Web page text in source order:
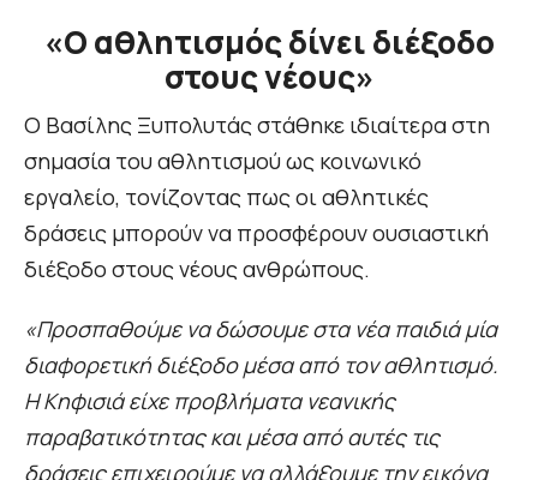
«Ο αθλητισμός δίνει διέξοδο
στους νέους»
Ο Βασίλης Ξυπολυτάς στάθηκε ιδιαίτερα στη
σημασία του αθλητισμού ως κοινωνικό
εργαλείο, τονίζοντας πως οι αθλητικές
δράσεις μπορούν να προσφέρουν ουσιαστική
διέξοδο στους νέους ανθρώπους.
«Προσπαθούμε να δώσουμε στα νέα παιδιά μία
διαφορετική διέξοδο μέσα από τον αθλητισμό.
Η Κηφισιά είχε προβλήματα νεανικής
παραβατικότητας και μέσα από αυτές τις
δράσεις επιχειρούμε να αλλάξουμε την εικόνα